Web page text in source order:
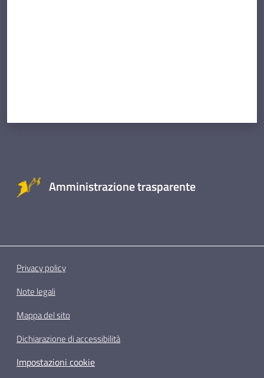
Amministrazione trasparente
Privacy policy
Note legali
Mappa del sito
Dichiarazione di accessibilità
Impostazioni cookie